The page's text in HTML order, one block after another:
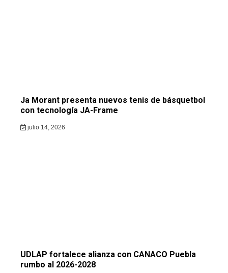
Ja Morant presenta nuevos tenis de básquetbol
con tecnología JA-Frame
julio 14, 2026
UDLAP fortalece alianza con CANACO Puebla
rumbo al 2026-2028